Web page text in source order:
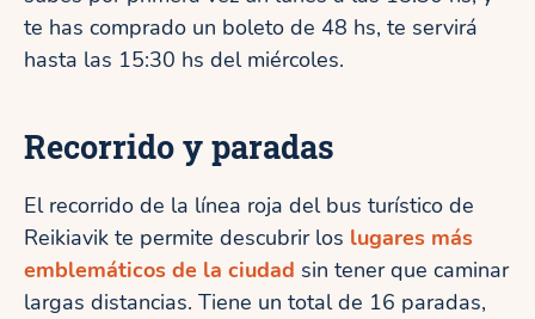
te has comprado un boleto de 48 hs, te servirá
hasta las 15:30 hs del miércoles.
Recorrido y paradas
El recorrido de la línea roja del bus turístico de
Reikiavik te permite descubrir los lugares más
emblemáticos de la ciudad sin tener que caminar
largas distancias. Tiene un total de 16 paradas,